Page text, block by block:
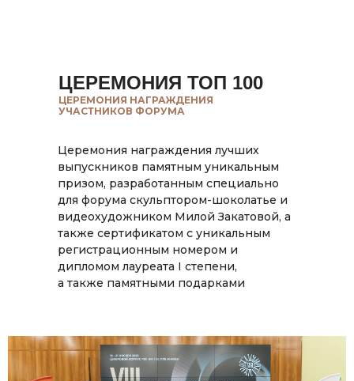
ЦЕРЕМОНИЯ ТОП 100
ЦЕРЕМОНИЯ НАГРАЖДЕНИЯ
УЧАСТНИКОВ ФОРУМА
Церемония награждения лучших
выпускников памятным уникальным
призом, разработанным специально
для форума скульптором-шоколатье и
видеохудожником Милой Закатовой, а
также сертификатом с уникальным
регистрационным номером и
дипломом лауреата I степени,
а также памятными подарками